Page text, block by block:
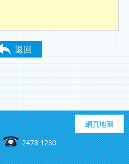
返回
網頁地圖
2478 1230